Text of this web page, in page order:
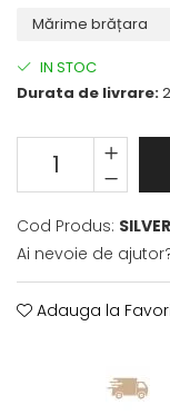
IN STOC
Durata de livrare:
Cod Produs:
Ai nevoie de
Adauga la